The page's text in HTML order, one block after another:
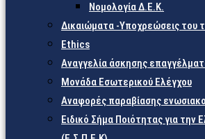
Νομολογία Δ.Ε.Κ.
Δικαιώματα -Υποχρεώσεις του
Ethics
Αναγγελία άσκησης
Μονάδα Εσωτερικού Ελέγχου
Αναφορές παραβίασης
Ειδικό Σήμα Ποιότητας για την